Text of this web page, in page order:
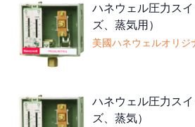
ハネウェル圧力ス
ズ、蒸気用）
美國ハネウェルオリジ
ハネウェル圧力ス
ズ、蒸気）